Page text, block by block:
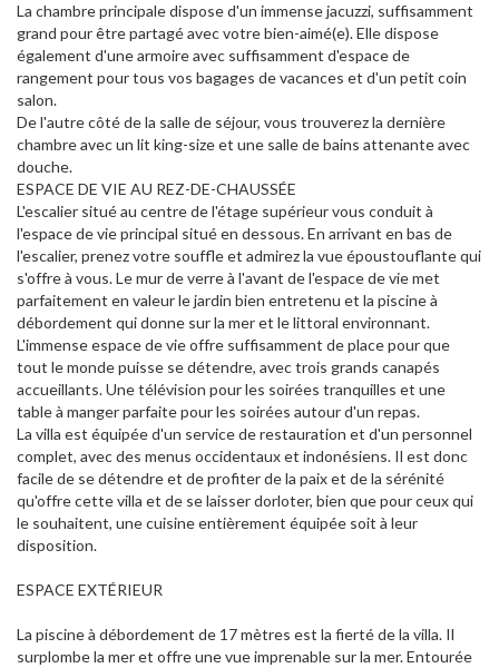
La chambre principale dispose d'un immense jacuzzi, suffisamment
grand pour être partagé avec votre bien-aimé(e). Elle dispose
également d'une armoire avec suffisamment d'espace de
rangement pour tous vos bagages de vacances et d'un petit coin
salon.
De l'autre côté de la salle de séjour, vous trouverez la dernière
chambre avec un lit king-size et une salle de bains attenante avec
douche.
ESPACE DE VIE AU REZ-DE-CHAUSSÉE
L'escalier situé au centre de l'étage supérieur vous conduit à
l'espace de vie principal situé en dessous. En arrivant en bas de
l'escalier, prenez votre souffle et admirez la vue époustouflante qui
s'offre à vous. Le mur de verre à l'avant de l'espace de vie met
parfaitement en valeur le jardin bien entretenu et la piscine à
débordement qui donne sur la mer et le littoral environnant.
L'immense espace de vie offre suffisamment de place pour que
tout le monde puisse se détendre, avec trois grands canapés
accueillants. Une télévision pour les soirées tranquilles et une
table à manger parfaite pour les soirées autour d'un repas.
La villa est équipée d'un service de restauration et d'un personnel
complet, avec des menus occidentaux et indonésiens. Il est donc
facile de se détendre et de profiter de la paix et de la sérénité
qu'offre cette villa et de se laisser dorloter, bien que pour ceux qui
le souhaitent, une cuisine entièrement équipée soit à leur
disposition.
ESPACE EXTÉRIEUR
La piscine à débordement de 17 mètres est la fierté de la villa. Il
surplombe la mer et offre une vue imprenable sur la mer. Entourée